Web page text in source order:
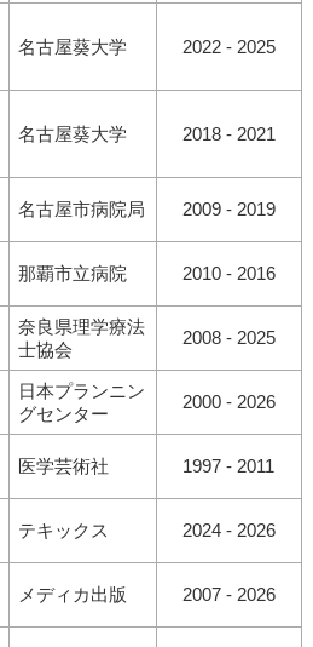
名古屋葵大学 2022 - 2025
名古屋葵大学 2018 - 2021
名古屋市病院局 2009 - 2019
那覇市立病院 2010 - 2016
奈良県理学療法
士協会
2008 - 2025
日本プランニン
グセンター
2000 - 2026
医学芸術社 1997 - 2011
テキックス 2024 - 2026
メディカ出版 2007 - 2026